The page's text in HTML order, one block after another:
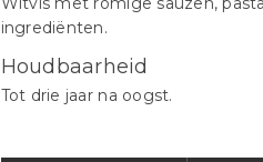
ingrediënten.
Houdbaarheid
Tot drie jaar na oogst.